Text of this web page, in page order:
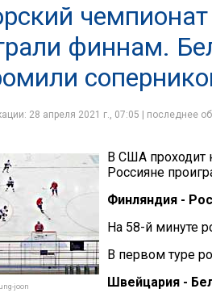
финнам.
28 апреля 2021 г., 07:05 | последнее
joon
В США проходит
Россияне
Финляндия -
На 58-й минуте
В первом туре
Швейцария -